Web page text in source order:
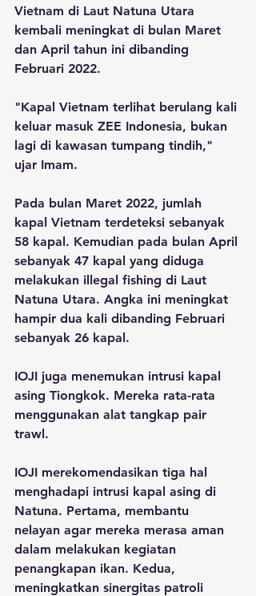
Vietnam di Laut Natuna Utara
kembali meningkat di bulan Maret
dan April tahun ini dibanding
Februari 2022.
"Kapal Vietnam terlihat berulang kali
keluar masuk ZEE Indonesia, bukan
lagi di kawasan tumpang tindih,"
ujar Imam.
Pada bulan Maret 2022, jumlah
kapal Vietnam terdeteksi sebanyak
58 kapal. Kemudian pada bulan April
sebanyak 47 kapal yang diduga
melakukan illegal fishing di Laut
Natuna Utara. Angka ini meningkat
hampir dua kali dibanding Februari
sebanyak 26 kapal.
IOJI juga menemukan intrusi kapal
asing Tiongkok. Mereka rata-rata
menggunakan alat tangkap pair
trawl.
IOJI merekomendasikan tiga hal
menghadapi intrusi kapal asing di
Natuna. Pertama, membantu
nelayan agar mereka merasa aman
dalam melakukan kegiatan
penangkapan ikan. Kedua,
meningkatkan sinergitas patroli